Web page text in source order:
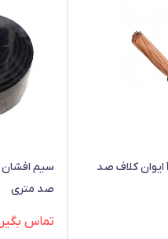
سیم افشان 1 در 4 ایوان کلاف صد
صد متری
تماس